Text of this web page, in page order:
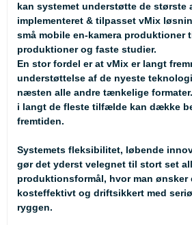
kan systemet understøtte de største
implementeret & tilpasset vMix
små mobile en-kamera produktioner
produktioner og faste studier.
En stor fordel er at vMix er langt
understøttelse af de nyeste
næsten alle andre tænkelige
i langt de fleste tilfælde kan dække
fremtiden.
Systemets fleksibilitet, løbende
gør det yderst velegnet til stort set
produktionsformål, hvor man ønsker
kosteffektivt og driftsikkert med
ryggen.